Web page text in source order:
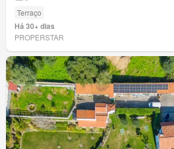
Terraço
Há 30+ dias
PROPERSTAR